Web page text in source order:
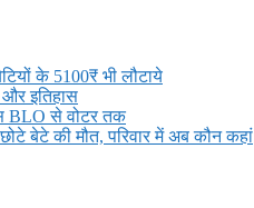
के 5100₹ भी लौटाये
इतिहास
BLO से वोटर तक
बेटे की मौत, परिवार में अब कौन कहां